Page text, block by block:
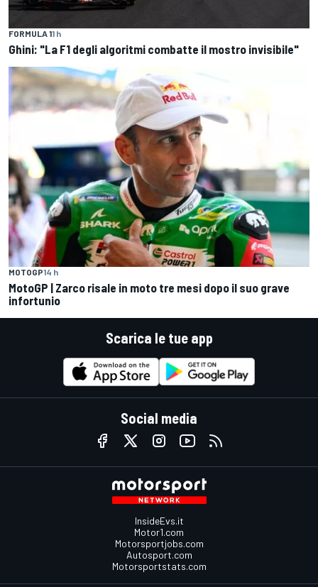
FORMULA 11 h
Ghini: "La F1 degli algoritmi combatte il mostro invisibile"
MOTOGP14 h
MotoGP | Zarco risale in moto tre mesi dopo il suo grave
infortunio
Scarica le tue app
Social media
InsideEvs.it
Motor1.com
Motorsportjobs.com
Autosport.com
Motorsportstats.com